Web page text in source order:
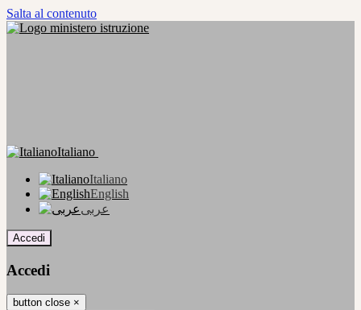
Salta al contenuto
Italiano
Italiano
English
عربى
Accedi
Accedi
button close ×